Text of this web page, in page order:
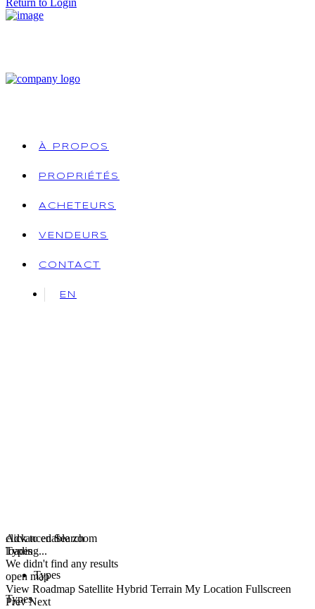
Return to Login
À PROPOS
PROPRIÉTÉS
ACHETEURS
VENDEURS
CONTACT
EN
click to enable zoom
loading...
We didn't find any results
open map
View Roadmap Satellite Hybrid Terrain My Location Fullscreen
Prev Next
Advanced Search
Types
Types
Types